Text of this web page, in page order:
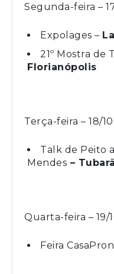
Segunda-feira –
Expolages –
21º Mostra de
Florianópolis
Terça-feira – 18/10
Talk de Peito
Mendes –
Quarta-feira – 19/
Feira